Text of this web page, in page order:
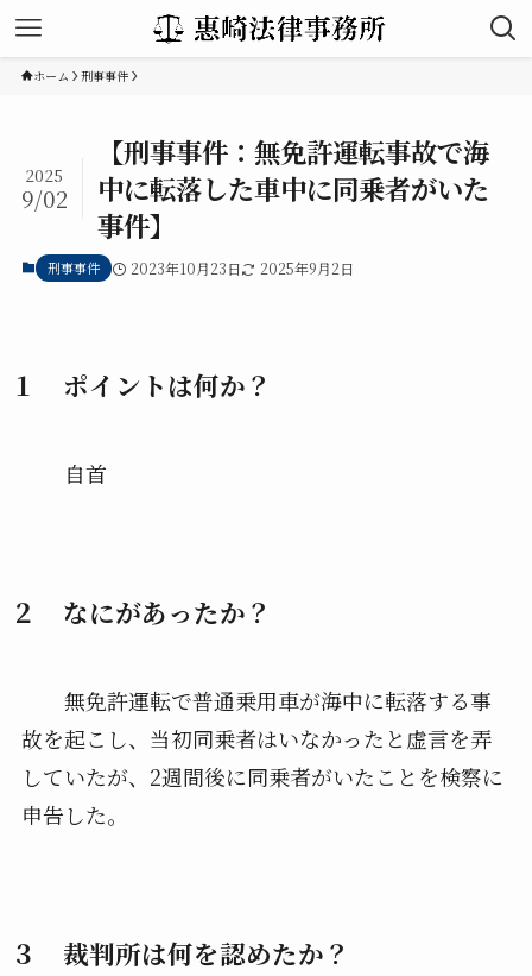
ホーム 刑事事件
【刑事事件：無免許運転事故で海
中に転落した車中に同乗者がいた
事件】
2025
9/02
刑事事件 2023年10月23日 2025年9月2日
１ ポイントは何か？
自首
２ なにがあったか？
無免許運転で普通乗用車が海中に転落する事
故を起こし、当初同乗者はいなかったと虚言を弄
していたが、2週間後に同乗者がいたことを検察に
申告した。
３ 裁判所は何を認めたか？